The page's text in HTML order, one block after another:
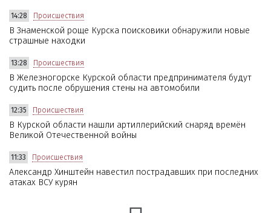
14:28 Происшествия
В Знаменской роще Курска поисковики обнаружили новые
страшные находки
13:28 Происшествия
В Железногорске Курской области предпринимателя будут
судить после обрушения стены на автомобили
12:35 Происшествия
В Курской области нашли артиллерийский снаряд времён
Великой Отечественной войны
11:33 Происшествия
Александр Хинштейн навестил пострадавших при последних
атаках ВСУ курян